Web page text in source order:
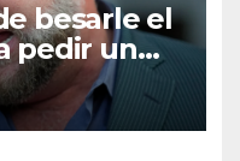
besarle el
pedir un